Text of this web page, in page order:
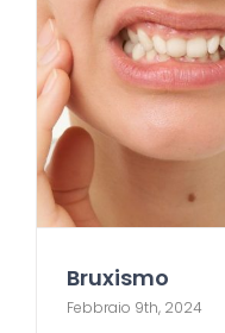
Bruxismo
Febbraio 9th, 2024